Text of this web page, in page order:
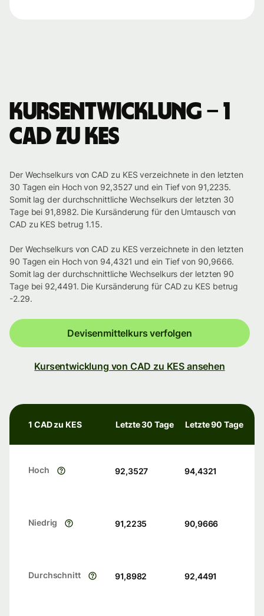
Kursentwicklung – 1
CAD zu KES
Der Wechselkurs von CAD zu KES verzeichnete in den letzten
30 Tagen ein Hoch von 92,3527 und ein Tief von 91,2235.
Somit lag der durchschnittliche Wechselkurs der letzten 30
Tage bei 91,8982. Die Kursänderung für den Umtausch von
CAD zu KES betrug 1.15.
Der Wechselkurs von CAD zu KES verzeichnete in den letzten
90 Tagen ein Hoch von 94,4321 und ein Tief von 90,9666.
Somit lag der durchschnittliche Wechselkurs der letzten 90
Tage bei 92,4491. Die Kursänderung für CAD zu KES betrug
-2.29.
Devisenmittelkurs verfolgen
Kursentwicklung von CAD zu KES ansehen
1 CAD zu KES Letzte 30 Tage Letzte 90 Tage
Hoch 92,3527 94,4321
Niedrig 91,2235 90,9666
Durchschnitt 91,8982 92,4491